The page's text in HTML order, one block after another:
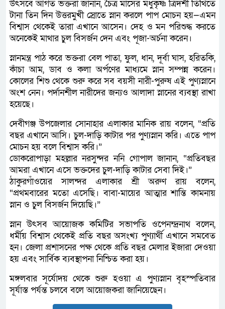
উৎসবে আগত ভক্তরা জানান, চৈত্র মাসের মধুকৃষ্ণ ত্রিদশী তিথিতে
টানা তিন দিন উত্তরমুখী স্রোতে স্নান করলে পাপ মোচন হয়—এমন
বিশ্বাস থেকেই তারা এখানে আসেন। দেহ ও মন পরিশুদ্ধ করতে
অনেকেই মাথার চুল বিসর্জন দেন এবং পূজা-অর্চনা করেন।
স্নানমন্ত্র পাঠ করে ভক্তরা বেল পাতা, ফুল, ধান, দূর্বা ঘাস, হরিতকি,
কাঁচা আম, ডাব ও কলা অর্পণের মাধ্যমে স্নান সম্পন্ন করেন।
কোলের শিশু থেকে শুরু করে সব বয়সী নারী-পুরুষ এই পুণ্যস্নানে
অংশ নেন। পর্দানশীল নারীদের জন্যও আলাদা স্নানের ব্যবস্থা রাখা
হয়েছে।
দেবীগঞ্জ উপজেলার সোনাহার এলাকার মানিক রায় বলেন, “প্রতি
বছর এখানে আসি। চুল-দাড়ি কাটার পর পুণ্যস্নান করি। এতে পাপ
মোচন হয় বলে বিশ্বাস করি।”
ডোকরোপাড়া মহল্লার নরসুন্দর ননি গোপাল জানান, “প্রতিবছর
আমরা এখানে এসে ভক্তদের চুল-দাড়ি কাটার সেবা দিই।”
ঠাকুরগাঁওয়ের সালন্দর এলাকার শ্রী অরুণ রায় বলেন,
“প্রথমবারের মতো এসেছি। বাবা-মায়ের আত্মার শান্তি কামনায়
স্নান ও চুল বিসর্জন দিয়েছি।”
স্নান উৎসব আয়োজক কমিটির সভাপতি ওপেনন্দ্রনাথ বলেন,
ধর্মীয় বিশ্বাস থেকেই প্রতি বছর অসংখ্য পুণ্যার্থী এখানে সমবেত
হন। জেলা প্রশাসনের পক্ষ থেকে প্রতি বছর মেলার ইজারা দেওয়া
হয় এবং সার্বিক ব্যবস্থাপনা নিশ্চিত করা হয়।
মঙ্গলবার সূর্যোদয় থেকে শুরু হওয়া এ পুণ্যস্নান বৃহস্পতিবার
সূর্যাস্ত পর্যন্ত চলবে বলে আয়োজকরা জানিয়েছেন।